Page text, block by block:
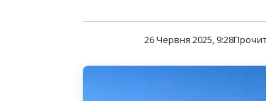
26 Червня 2025, 9:28